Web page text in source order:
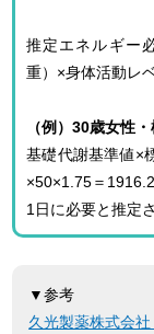
推定エネルギー
重）×身体活動レ
（例）30歳女性
基礎代謝基準値×
×50×1.75＝
1日に必要と推定
▼参考
久光製薬株式会